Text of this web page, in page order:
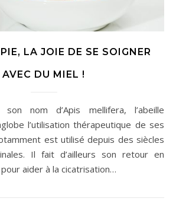
LA JOIE DE SE SOIGNER
AVEC DU MIEL !
l’utilisation thérapeutique de ses
est utilisé depuis des siècles
Il fait d’ailleurs son retour en
aider à la cicatrisation…